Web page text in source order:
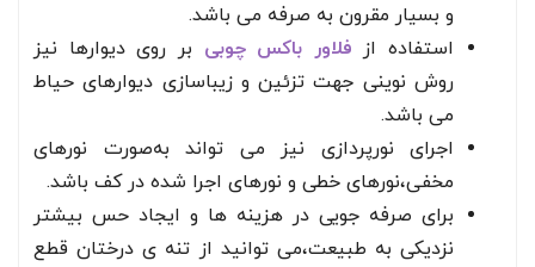
و بسیار مقرون به صرفه می باشد.
استفاده از فلاور باکس چوبی بر روی دیوارها نیز
روش نوینی جهت تزئین و زیباسازی دیوارهای حیاط
می باشد.
اجرای نورپردازی نیز می تواند به‌صورت نورهای
مخفی،نورهای خطی و نورهای اجرا شده در کف باشد.
برای صرفه جویی در هزینه ها و ایجاد حس بیشتر
نزدیکی به طبیعت،می توانید از تنه ی درختان قطع